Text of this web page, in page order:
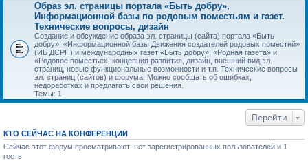
Образ эл. страницы портала «Быть добру»,
Информационной базы по родовым поместьям и газет.
Технические вопросы, дизайн
Создание и обсуждение образа эл. страницы (сайта) портала «Быть
добру», «Информационной базы Движения создателей родовых поместий»
(ИБ ДСРП) и международных газет «Быть добру», «Родная газета» и
«Родовое поместье»: концепция развития, дизайн, внешний вид эл.
страниц, новые функциональные возможности и т.п. Технические вопросы
эл. страниц (сайтов) и форума. Можно сообщать об ошибках,
недоработках и предлагать свои решения.
Темы: 1
Перейти
КТО СЕЙЧАС НА КОНФЕРЕНЦИИ
Сейчас этот форум просматривают: нет зарегистрированных пользователей и 1
гость